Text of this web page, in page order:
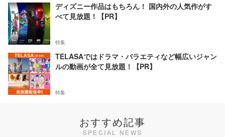
ディズニー作品はもちろん！ 国内外の人気作がす
べて見放題！【PR】
特集
TELASAではドラマ・バラエティなど幅広いジャン
ルの動画が全て見放題！【PR】
特集
おすすめ記事
SPECIAL NEWS